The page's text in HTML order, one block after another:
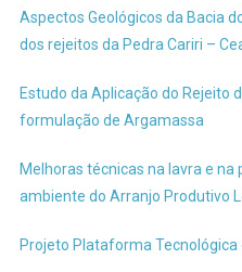
E
Calcário
Aspectos Geológicos da Bacia
dos rejeitos da Pedra Cariri –
Estudo da Aplicação do Rejeito
formulação de Argamassa
Melhoras técnicas na lavra e
ambiente do Arranjo Produtivo
Projeto Plataforma Tecnológica